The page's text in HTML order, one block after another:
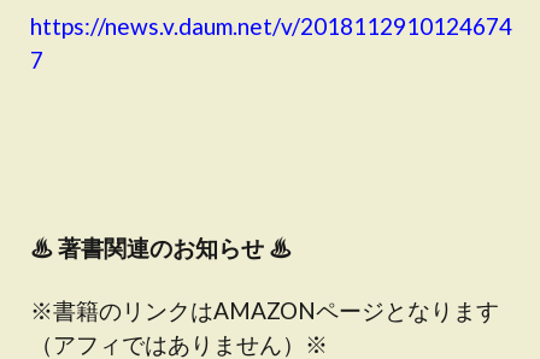
https://news.v.daum.net/v/2018112910124674
7
♨著書関連のお知らせ ♨
※書籍のリンクはAMAZONページとなります
（アフィではありません）※